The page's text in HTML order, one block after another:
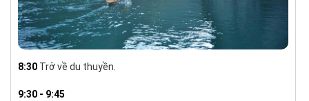
8:30 Trở về du thuyền.
9:30 - 9:45